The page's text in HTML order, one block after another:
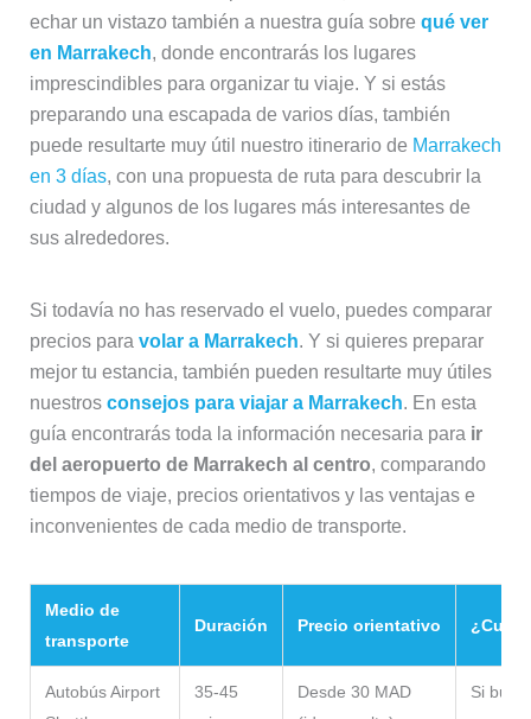
echar un vistazo también a nuestra guía sobre qué ver
en Marrakech, donde encontrarás los lugares
imprescindibles para organizar tu viaje. Y si estás
preparando una escapada de varios días, también
puede resultarte muy útil nuestro itinerario de Marrakech
en 3 días, con una propuesta de ruta para descubrir la
ciudad y algunos de los lugares más interesantes de
sus alrededores.
Si todavía no has reservado el vuelo, puedes comparar
precios para volar a Marrakech. Y si quieres preparar
mejor tu estancia, también pueden resultarte muy útiles
nuestros consejos para viajar a Marrakech. En esta
guía encontrarás toda la información necesaria para ir
del aeropuerto de Marrakech al centro, comparando
tiempos de viaje, precios orientativos y las ventajas e
inconvenientes de cada medio de transporte.
Medio de
transporte
Duración Precio orientativo
Autobús Airport
35-45
Desde 30 MAD
Si